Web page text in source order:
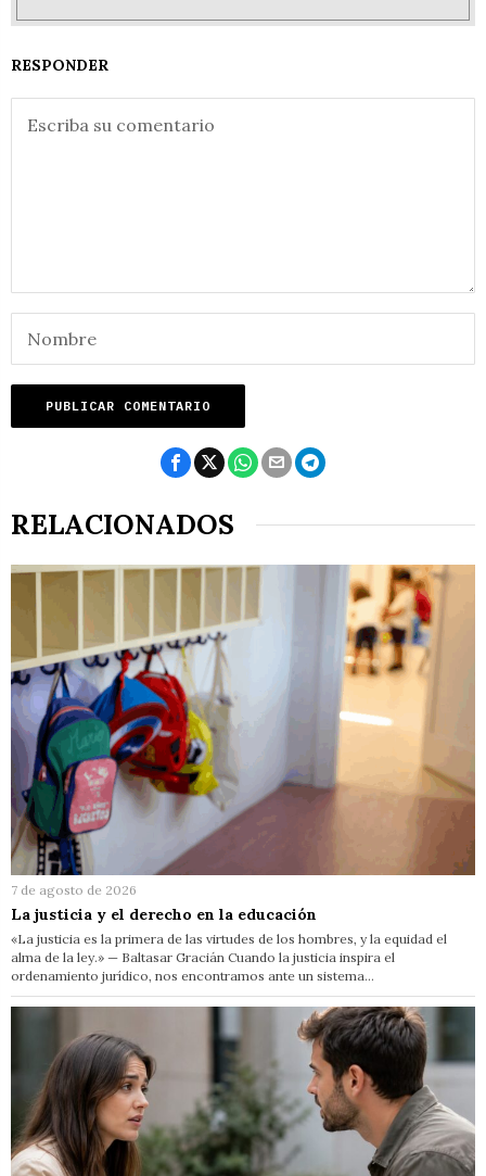
RESPONDER
RELACIONADOS
7 de agosto de 2026
La justicia y el derecho en la educación
«La justicia es la primera de las virtudes de los hombres, y la equidad el
alma de la ley.» — Baltasar Gracián Cuando la justicia inspira el
ordenamiento jurídico, nos encontramos ante un sistema…